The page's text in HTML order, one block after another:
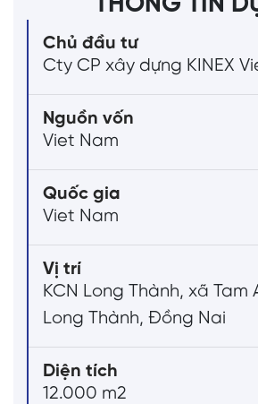
Chủ đầu tư
Cty CP xây dựng KINEX
Nguồn vốn
Viet Nam
Quốc gia
Viet Nam
Vị trí
KCN Long Thành, xã Tam
Long Thành, Đồng Nai
Diện tích
12.000 m2